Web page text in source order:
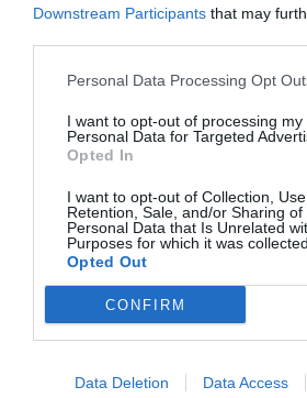
Downstream Participants that may
Personal Data Processing Opt
I want to opt-out of processing my
Personal Data for Targeted
Opted In
I want to opt-out of Collection, Use,
Retention, Sale, and/or Sharing of
Personal Data that Is Unrelated
Purposes for which it was collected.
Opted Out
CONFIRM
Data Deletion Data Access
ΣΧΟΛΙΟ